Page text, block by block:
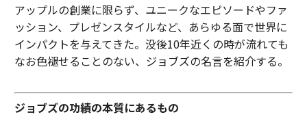
アップルの創業に限らず、ユニークなエピソードやファ
ッション、プレゼンスタイルなど、あらゆる面で世界に
インパクトを与えてきた。没後10年近くの時が流れても
なお色褪せることのない、ジョブズの名言を紹介する。
ジョブズの功績の本質にあるもの